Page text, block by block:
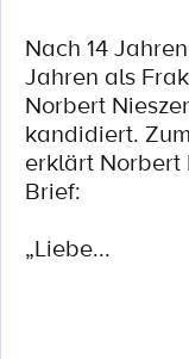
Nach 14
Jahren als
Norbert
kandidiert.
erklärt Norbert
Brief:
„Liebe...